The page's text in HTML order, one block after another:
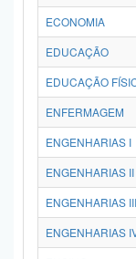
ECONOMIA
EDUCAÇÃO
EDUCAÇÃO
ENFERMAGEM
ENGENHARIAS I
ENGENHARIAS II
ENGENHARIAS III
ENGENHARIAS